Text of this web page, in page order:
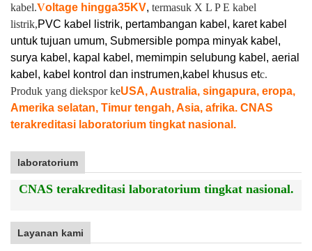
kabel.Voltage hingga35KV, termasuk X L P E kabel
listrik,PVC kabel listrik, pertambangan kabel, karet kabel
untuk tujuan umum, Submersible pompa minyak kabel,
surya kabel, kapal kabel, memimpin selubung kabel, aerial
kabel, kabel kontrol dan instrumen,kabel khusus etc.
Produk yang diekspor keUSA, Australia, singapura, eropa,
Amerika selatan, Timur tengah, Asia, afrika. CNAS
terakreditasi laboratorium tingkat nasional.
laboratorium
CNAS terakreditasi laboratorium tingkat nasional.
Layanan kami